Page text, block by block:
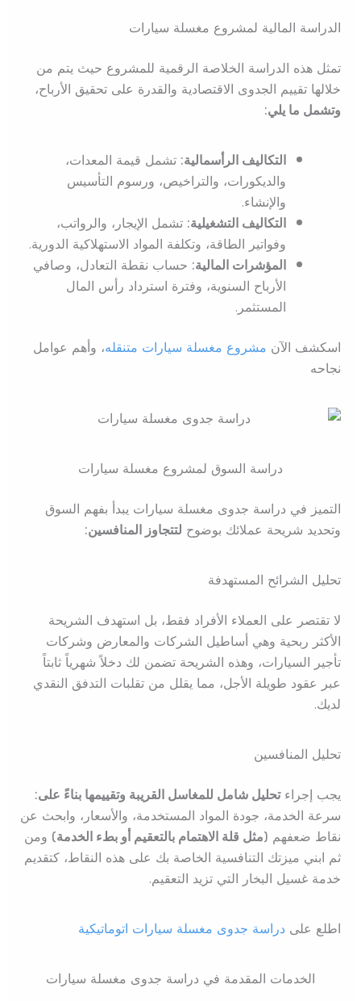
الدراسة المالية لمشروع مغسلة سيارات
تمثل هذه الدراسة الخلاصة الرقمية للمشروع حيث يتم من
خلالها تقييم الجدوى الاقتصادية والقدرة على تحقيق الأرباح،
وتشمل ما يلي:
التكاليف الرأسمالية:تشمل قيمة المعدات،
والديكورات، والتراخيص، ورسوم التأسيس
والإنشاء.
التكاليف التشغيلية:تشمل الإيجار، والرواتب،
وفواتير الطاقة، وتكلفة المواد الاستهلاكية الدورية.
المؤشرات المالية:حساب نقطة التعادل، وصافي
الأرباح السنوية، وفترة استرداد رأس المال
المستثمر.
اسكشف الآن مشروع مغسلة سيارات متنقله، وأهم عوامل
نجاحه
دراسة السوق لمشروع مغسلة سيارات
التميز في دراسة جدوى مغسلة سيارات يبدأ بفهم السوق
وتحديد شريحة عملائك بوضوح لتتجاوز المنافسين:
تحليل الشرائح المستهدفة
لا تقتصر على العملاء الأفراد فقط، بل استهدف الشريحة
الأكثر ربحية وهي أساطيل الشركات والمعارض وشركات
تأجير السيارات، وهذه الشريحة تضمن لك دخلاً شهرياً ثابتاً
عبر عقود طويلة الأجل، مما يقلل من تقلبات التدفق النقدي
لديك.
تحليل المنافسين
يجب إجراءتحليل شامل للمغاسل القريبة وتقييمها بناءً على:
سرعة الخدمة، جودة المواد المستخدمة، والأسعار، وابحث عن
نقاط ضعفهم (مثل قلة الاهتمام بالتعقيم أو بطء الخدمة)ومن
ثم ابني ميزتك التنافسية الخاصة بك على هذه النقاط، كتقديم
خدمة غسيل البخار التي تزيد التعقيم.
اطلع على دراسة جدوى مغسلة سيارات اتوماتيكية
الخدمات المقدمة في دراسة جدوى مغسلة سيارات